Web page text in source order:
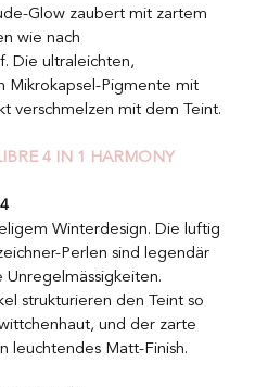
Glow zaubert mit zartem
wie nach
Die ultraleichten,
Mikrokapsel-Pigmente mit
verschmelzen mit dem Teint.
4 IN 1 HARMONY
Winterdesign. Die luftig
Perlen sind legendär
Unregelmässigkeiten.
strukturieren den Teint so
und der zarte
leuchtendes Matt-Finish.